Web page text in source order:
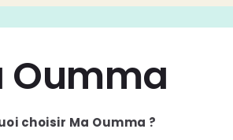
Oumma
choisir Ma Oumma ?